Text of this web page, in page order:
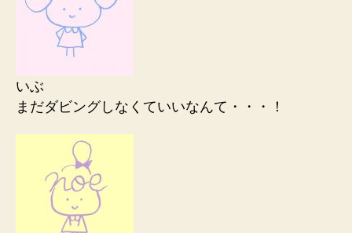
いぶ
まだダビングしなくていいなんて・・・！